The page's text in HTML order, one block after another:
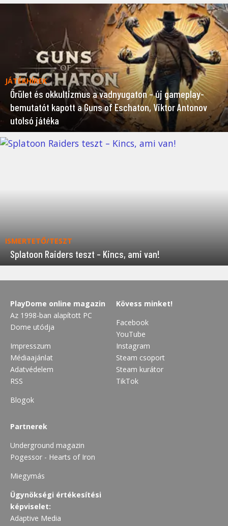
JÁTÉKHÍREK
Őrület és okkultizmus a vadnyugaton – új gameplay-
bemutatót kapott a Guns of Eschaton, Viktor Antonov
utolsó játéka
ISMERTETŐ/TESZT
Splatoon Raiders teszt – Kincs, ami van!
PlayDome online magazin
Az 1998-ban alapított PC
Dome utódja
Impresszum
Médiaajánlat
Adatvédelem
RSS
Blogok
Kövess minket!
Facebook
YouTube
Instagram
Steam csoport
Steam kurátor
TikTok
Partnerek
Underground magazin
Pogessor - Hearts of Iron
Miegymás
Ügynökségi értékesítési
képviselet:
Adaptive Media